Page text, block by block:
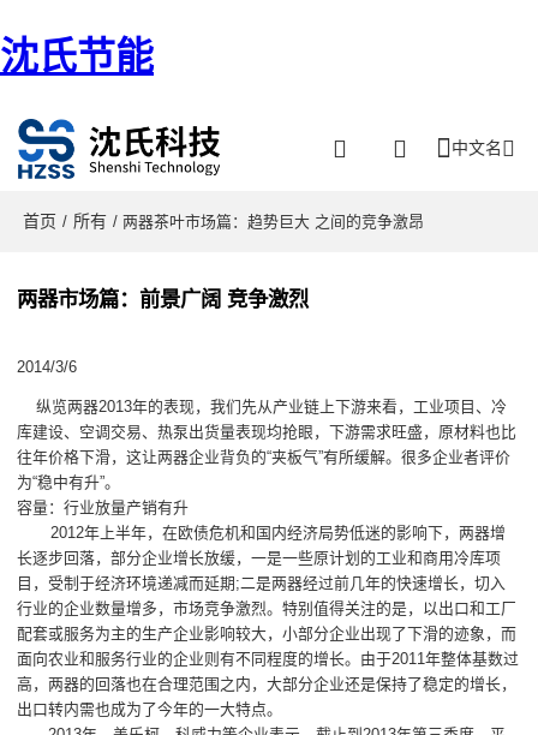
沈氏节能
中文名
首页 / 所有 / 两器茶叶市场篇：趋势巨大 之间的竞争激昂
两器市场篇：前景广阔 竞争激烈
2014/3/6
纵览两器2013年的表现，我们先从产业链上下游来看，工业项目、冷
库建设、空调交易、热泵出货量表现均抢眼，下游需求旺盛，原材料也比
往年价格下滑，这让两器企业背负的“夹板气”有所缓解。很多企业者评价
为“稳中有升”。
容量：行业放量产销有升
2012年上半年，在欧债危机和国内经济局势低迷的影响下，两器增
长逐步回落，部分企业增长放缓，一是一些原计划的工业和商用冷库项
目，受制于经济环境递减而延期;二是两器经过前几年的快速增长，切入
行业的企业数量增多，市场竞争激烈。特别值得关注的是，以出口和工厂
配套或服务为主的生产企业影响较大，小部分企业出现了下滑的迹象，而
面向农业和服务行业的企业则有不同程度的增长。由于2011年整体基数过
高，两器的回落也在合理范围之内，大部分企业还是保持了稳定的增长，
出口转内需也成为了今年的一大特点。